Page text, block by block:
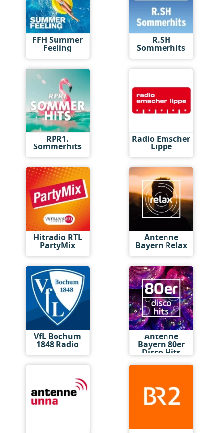
FFH Summer
Feeling
R.SH
Sommerhits
RPR1.
Sommerhits
Radio Emscher
Lippe
Hitradio RTL
PartyMix
Antenne
Bayern Relax
VfL Bochum
1848 Radio
Antenne
Bayern 80er
Disco Hits